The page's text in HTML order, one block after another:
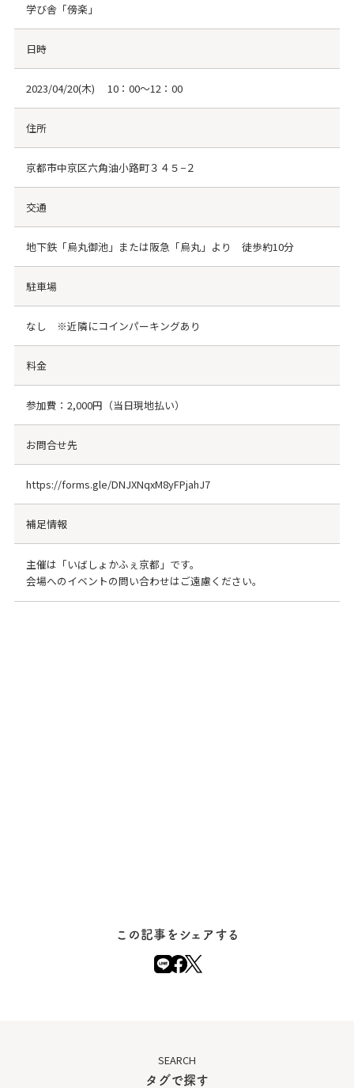
学び舎「傍楽」
日時
2023/04/20(木) 10：00～12：00
住所
京都市中京区六角油小路町３４５−２
交通
地下鉄「烏丸御池」または阪急「烏丸」より 徒歩約10分
駐車場
なし ※近隣にコインパーキングあり
料金
参加費：2,000円（当日現地払い）
お問合せ先
https://forms.gle/DNJXNqxM8yFPjahJ7
補足情報
主催は「いばしょかふぇ京都」です。
会場へのイベントの問い合わせはご遠慮ください。
この記事をシェアする
SEARCH
タグで探す